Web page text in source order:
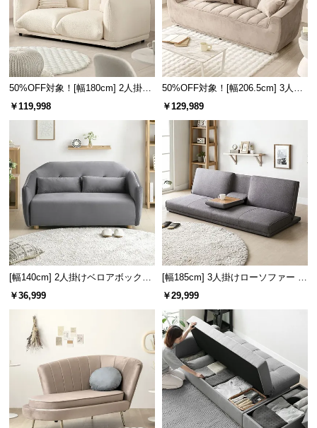
返
品・
キ
ャ
ン
セ
ル
つ
て
証
に
つ
い
て
会
員
つ
い
50%OFF対象！[幅180cm] 2人掛け
ソファ
￥119,998
50%OFF対象！[幅206.5cm] 3人掛
けソファ
￥129,989
[幅140cm] 2人掛けベロアボックス
ソファ
￥36,999
[幅185cm] 3人掛けローソファー リ
クライニング 格納式テーブル付き
アームレスフロアソファ
￥29,999